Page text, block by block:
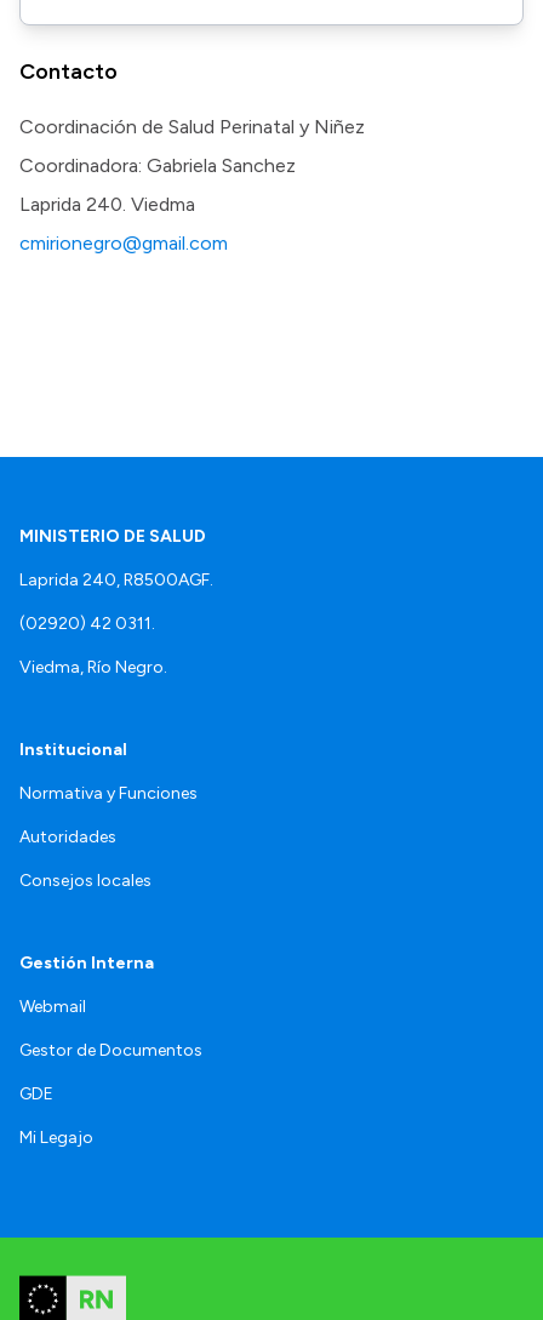
Contacto
Coordinación de Salud Perinatal y Niñez
Coordinadora: Gabriela Sanchez
Laprida 240. Viedma
cmirionegro@gmail.com
MINISTERIO DE SALUD
Laprida 240, R8500AGF.
(02920) 42 0311.
Viedma, Río Negro.
Institucional
Normativa y Funciones
Autoridades
Consejos locales
Gestión Interna
Webmail
Gestor de Documentos
GDE
Mi Legajo